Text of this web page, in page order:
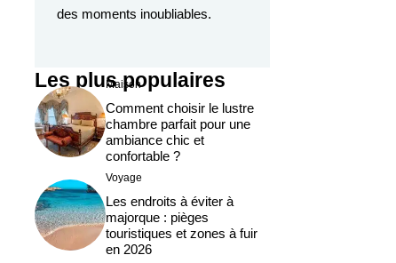
des moments inoubliables.
Les plus populaires
Maison
Comment choisir le lustre
chambre parfait pour une
ambiance chic et
confortable ?
Voyage
Les endroits à éviter à
majorque : pièges
touristiques et zones à fuir
en 2026